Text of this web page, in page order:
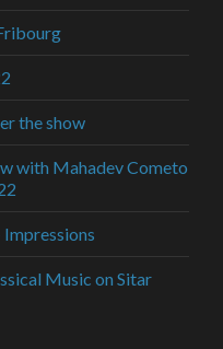
the show
with Mahadev Cometo
Music on Sitar